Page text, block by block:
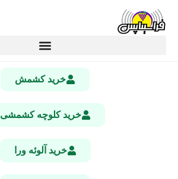
خرید کشمش
خرید کلوچه کشمشی
خرید آلوئه ورا